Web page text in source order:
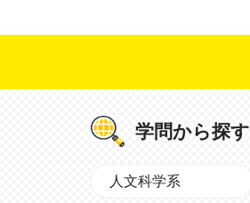
学問から探す
人文科学系